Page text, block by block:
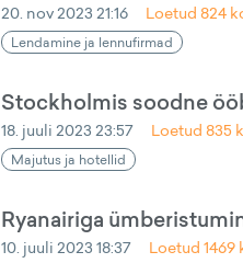
20. nov 2023 21:16 Loetud824
Lendamine ja lennufirmad
Stockholmis soodne
18. juuli 2023 23:57 Loetud835
Majutus ja hotellid
Ryanairiga
10. juuli 2023 18:37 Loetud1469